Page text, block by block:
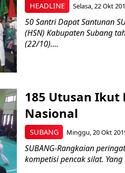
HEADLINE Selasa, 22 Okt
50 Santri Dapat Santunan
(HSN) Kabupaten Subang
(22/10)....
SUBANG
185 Utusan Ikut
Nasional
Minggu, 20 Okt
SUBANG-Rangkaian
kompetisi pencak silat.